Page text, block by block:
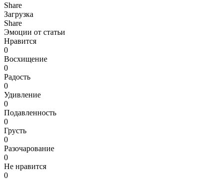
Share
Загрузка
Share
Эмоции от статьи
Нравится
0
Восхищение
0
Радость
0
Удивление
0
Подавленность
0
Грусть
0
Разочарование
0
Не нравится
0